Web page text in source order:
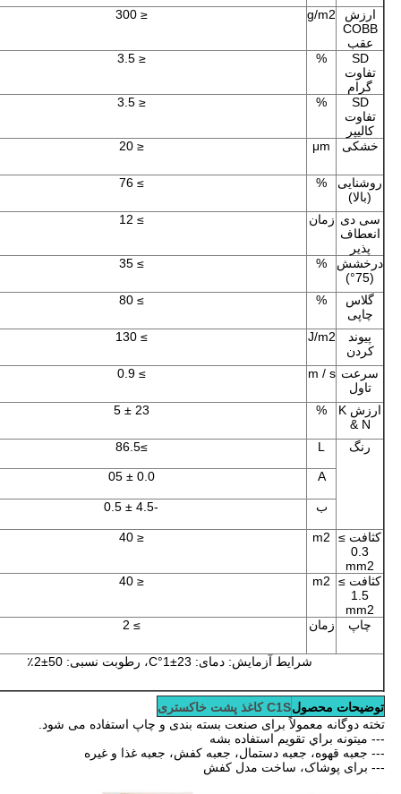
ارزش
COBB
عقب
g/m2
≤ 300
SD
تفاوت
گرام
%
≤ 3.5
SD
تفاوت
کالیپر
%
≤ 3.5
خشکی μm
≤ 20
روشنایی
(بالا)
%
≥ 76
سی دی
انعطاف
پذیر
زمان ≥ 12
درخشش
(75°)
%
≥ 35
گلاس
چاپی
%
≥ 80
پيوند
کردن
J/m2
≥ 130
سرعت
تاول
m / s
≥ 0.9
ارزش K
& N
%
23 ± 5
رنگ L
≥86.5
A
0.0 ± 05
ب -4.5 ± 0.5
کثافت ≥
0.3
mm2
m2
≤ 40
کثافت ≥
1.5
mm2
m2
≤ 40
چاپ زمان ≥ 2
شرایط آزمایش: دمای: 23±1°C، رطوبت نسبی: 50±2٪
توضیحات محصولC1S کاغذ پشت خاکستری
تخته دوگانه معمولاً برای صنعت بسته بندی و چاپ استفاده می شود.
--- ميتونه براي تقويم استفاده بشه
--- جعبه قهوه، جعبه دستمال، جعبه کفش، جعبه غذا و غیره
--- برای پوشاک، ساخت مدل کفش